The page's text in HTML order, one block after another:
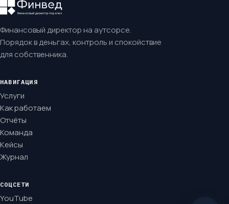
Финансовый директор на аутсорсе.
Порядок в деньгах, контроль и спокойствие
для собственника.
НАВИГАЦИЯ
Услуги
Как работаем
Отчёты
Команда
Кейсы
Журнал
СОЦСЕТИ
YouTube